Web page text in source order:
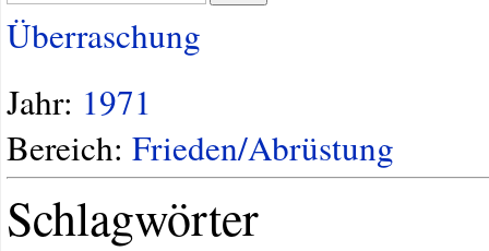
Überraschung
Jahr: 1971
Bereich: Frieden/Abrüstung
Schlagwörter